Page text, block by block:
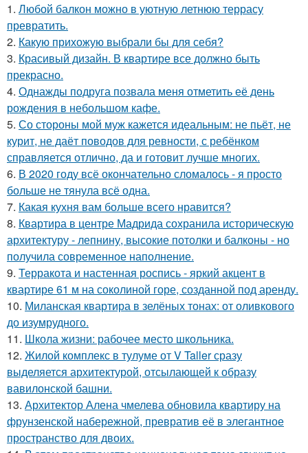
1. Любой балкон можно в уютную летнюю террасу
превратить.
2. Какую прихожую выбрали бы для себя?
3. Красивый дизайн. В квартире все должно быть
прекрасно.
4. Однажды подруга позвала меня отметить её день
рождения в небольшом кафе.
5. Со стороны мой муж кажется идеальным: не пьёт, не
курит, не даёт поводов для ревности, с ребёнком
справляется отлично, да и готовит лучше многих.
6. В 2020 году всё окончательно сломалось - я просто
больше не тянула всё одна.
7. Какая кухня вам больше всего нравится?
8. Квартира в центре Мадрида сохранила историческую
архитектуру - лепнину, высокие потолки и балконы - но
получила современное наполнение.
9. Терракота и настенная роспись - яркий акцент в
квартире 61 м на соколиной горе, созданной под аренду.
10. Миланская квартира в зелёных тонах: от оливкового
до изумрудного.
11. Школа жизни: рабочее место школьника.
12. Жилой комплекс в тулуме от V Taller сразу
выделяется архитектурой, отсылающей к образу
вавилонской башни.
13. Архитектор Алена чмелева обновила квартиру на
фрунзенской набережной, превратив её в элегантное
пространство для двоих.